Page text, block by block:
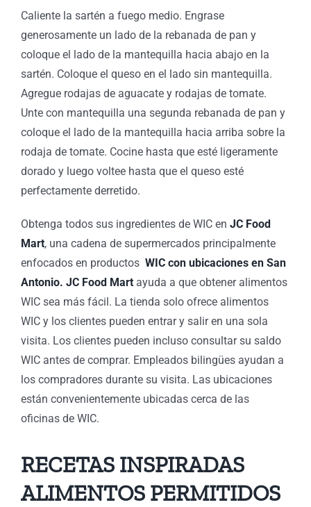
Caliente la sartén a fuego medio. Engrase
generosamente un lado de la rebanada de pan y
coloque el lado de la mantequilla hacia abajo en la
sartén. Coloque el queso en el lado sin mantequilla.
Agregue rodajas de aguacate y rodajas de tomate.
Unte con mantequilla una segunda rebanada de pan y
coloque el lado de la mantequilla hacia arriba sobre la
rodaja de tomate. Cocine hasta que esté ligeramente
dorado y luego voltee hasta que el queso esté
perfectamente derretido.
Obtenga todos sus ingredientes de WIC en JC Food
Mart, una cadena de supermercados principalmente
enfocados en productos WIC con ubicaciones en San
Antonio. JC Food Mart ayuda a que obtener alimentos
WIC sea más fácil. La tienda solo ofrece alimentos
WIC y los clientes pueden entrar y salir en una sola
visita. Los clientes pueden incluso consultar su saldo
WIC antes de comprar. Empleados bilingües ayudan a
los compradores durante su visita. Las ubicaciones
están convenientemente ubicadas cerca de las
oficinas de WIC.
RECETAS INSPIRADAS
ALIMENTOS PERMITIDOS